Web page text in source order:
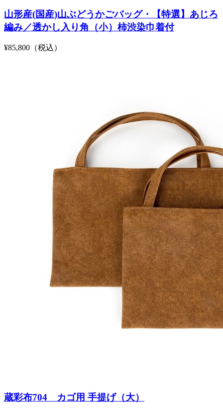
山形産(国産)山ぶどうかごバッグ・【特選】あじろ
編み／透かし入り角（小）柿渋染巾着付
¥85,800（税込）
蔵彩布704 カゴ用 手提げ（大）